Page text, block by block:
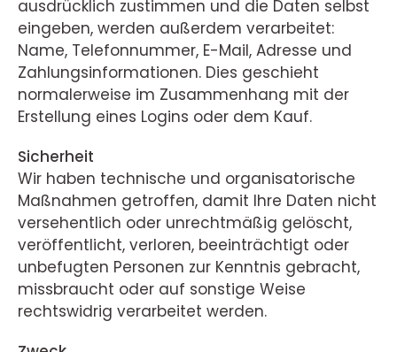
ausdrücklich zustimmen und die Daten selbst
eingeben, werden außerdem verarbeitet:
Name, Telefonnummer, E-Mail, Adresse und
Zahlungsinformationen. Dies geschieht
normalerweise im Zusammenhang mit der
Erstellung eines Logins oder dem Kauf.
Sicherheit
Wir haben technische und organisatorische
Maßnahmen getroffen, damit Ihre Daten nicht
versehentlich oder unrechtmäßig gelöscht,
veröffentlicht, verloren, beeinträchtigt oder
unbefugten Personen zur Kenntnis gebracht,
missbraucht oder auf sonstige Weise
rechtswidrig verarbeitet werden.